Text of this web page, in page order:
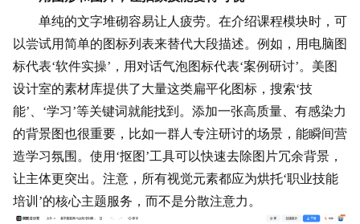
单纯的文字堆砌容易让人疲劳。在介绍课程模块时，可
以尝试用简单的图标列表来替代大段描述。例如，用电脑图
标代表‘软件实操’，用对话气泡图标代表‘案例研讨’。美图
设计室的素材库提供了大量这类扁平化图标，搜索‘技
能’、‘学习’等关键词就能找到。添加一张高质量、有感染力
的背景图也很重要，比如一群人专注研讨的场景，能瞬间营
造学习氛围。使用‘抠图’工具可以快速去除图片冗余背景，
让主体更突出。注意，所有视觉元素都应为烘托‘职业技能
培训’的核心主题服务，而不是分散注意力。